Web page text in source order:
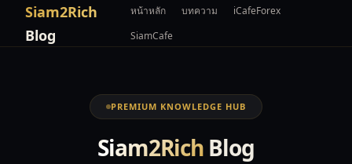
Siam2Rich
Blog
หน้าหลัก บทความ
iCafeForex
SiamCafe
PREMIUM KNOWLEDGE HUB
Siam2Rich Blog